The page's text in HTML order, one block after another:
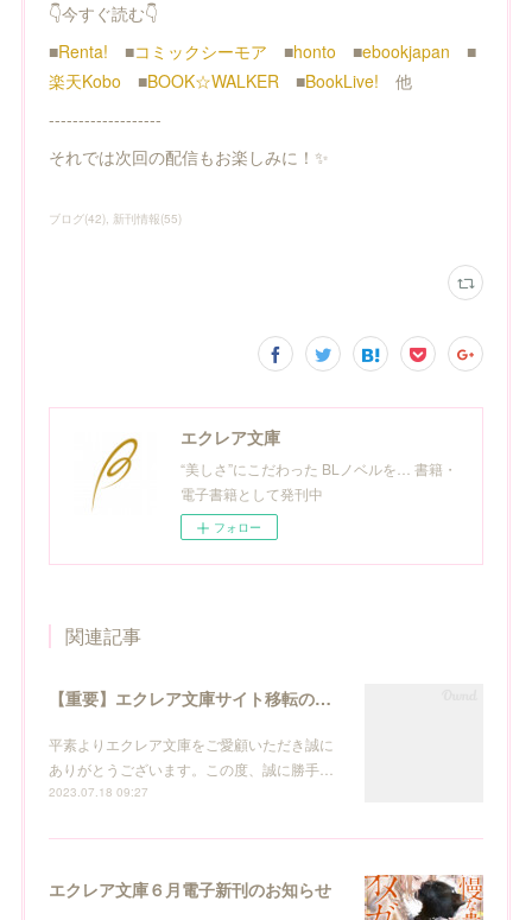
👇今すぐ読む👇
■Renta! ■コミックシーモア ■honto ■ebookjapan ■
楽天Kobo ■BOOK☆WALKER■BookLive! 他
-------------------
それでは次回の配信もお楽しみに！✨
ブログ(42) 新刊情報(55)
エクレア文庫
“美しさ”にこだわった BLノベルを… 書籍・
電子書籍として発刊中
フォロー
関連記事
【重要】エクレア文庫サイト移転のお知らせ
平素よりエクレア文庫をご愛顧いただき誠に
ありがとうございます。この度、誠に勝手…
2023.07.18 09:27
エクレア文庫６月電子新刊のお知らせ